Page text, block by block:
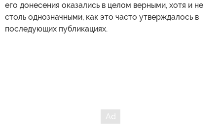
его донесения оказались в целом верными, хотя и не
столь однозначными, как это часто утверждалось в
последующих публикациях.